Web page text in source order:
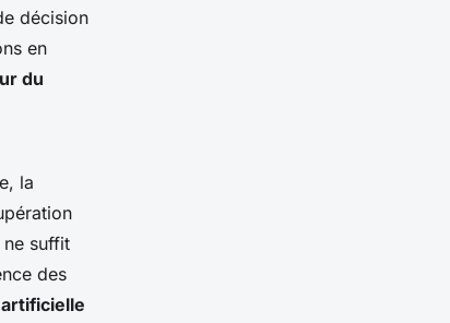
décision
en
du
la
suffit
des